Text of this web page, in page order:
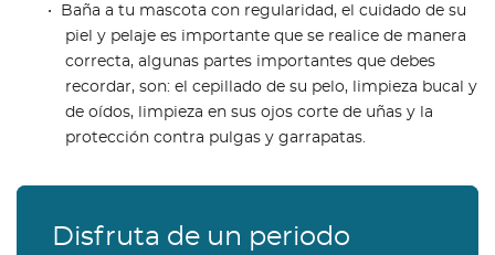
Disfruta de un periodo
Baña a tu mascota con regularidad, el cuidado de su
piel y pelaje es importante que se realice de manera
correcta, algunas partes importantes que debes
recordar, son: el cepillado de su pelo, limpieza bucal y
de oídos, limpieza en sus ojos corte de uñas y la
protección contra pulgas y garrapatas.